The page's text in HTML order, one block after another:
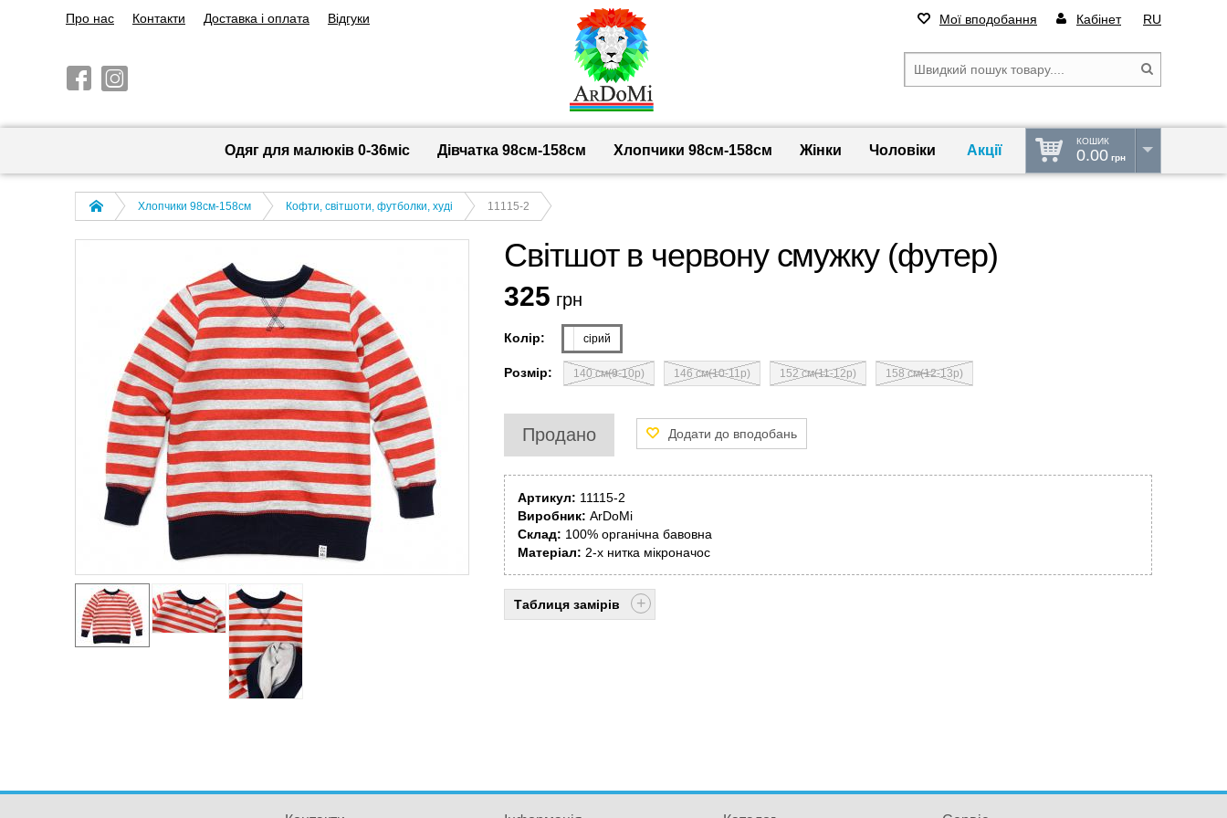
Про нас Контакти Доставка і оплата Відгуки Мої вподобання Кабінет RU
Одяг для малюків 0-36міс Дівчатка 98cм-158см Хлопчики 98см-158см Жінки Чоловіки Акції
КОШИК
0.00 грн
Хлопчики 98см-158см Кофти, світшоти, футболки, худі 11115-2
Світшот в червону смужку (футер)
325 грн
Колір: сірий
Розмір: 140 см(9-10р) 146 см(10-11р) 152 см(11-12р) 158 см(12-13р)
Продано
Артикул: 11115-2
Виробник: ArDoMi
Склад: 100% органічна бавовна
Матеріал: 2-х нитка мікроначос
Таблиця замірів